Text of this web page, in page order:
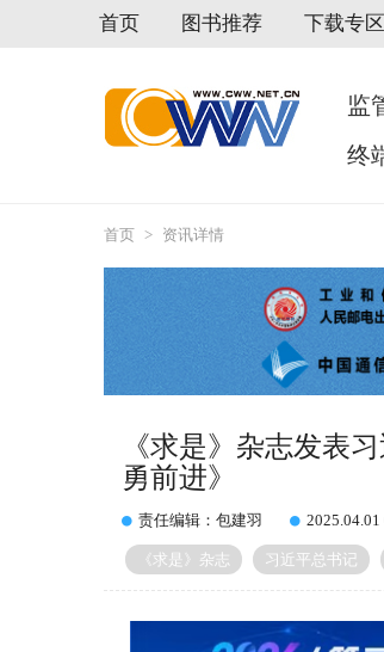
首页 图书推荐 下载专区
监
终
首页 > 资讯详情
《求是》杂志发表
勇前进》
责任编辑：包建羽 2025.04.01
《求是》杂志 习近平总书记